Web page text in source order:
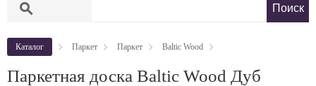
search
Каталог Паркет Паркет Baltic Wood
Паркетная доска Baltic Wood Дуб